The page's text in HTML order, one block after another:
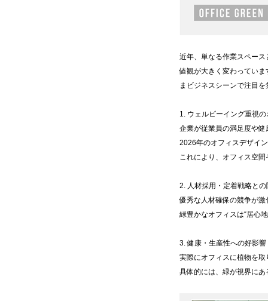
近年、単なる作業スペー
値観が大きく変わってい
まビジネスシーンで注目
1. ウェルビーイング重視
企業が従業員の満足度や
2026年のオフィスデザイ
これにより、オフィス空
2. 人材採用・定着戦略との
優秀な人材確保の競争が
緑豊かなオフィスは“居心
3. 健康・生産性への好影響
実際にオフィスに植物を
具体的には、緑が視界に